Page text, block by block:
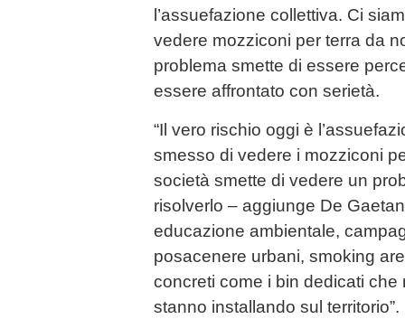
l’assuefazione collettiva. Ci
vedere mozziconi per terra da
problema smette di essere
essere affrontato con serietà.
“Il vero rischio oggi è
smesso di vedere i mozziconi
società smette di vedere un
risolverlo – aggiunge De
educazione ambientale,
posacenere urbani, smoking
concreti come i bin dedicati che
stanno installando sul territorio”.